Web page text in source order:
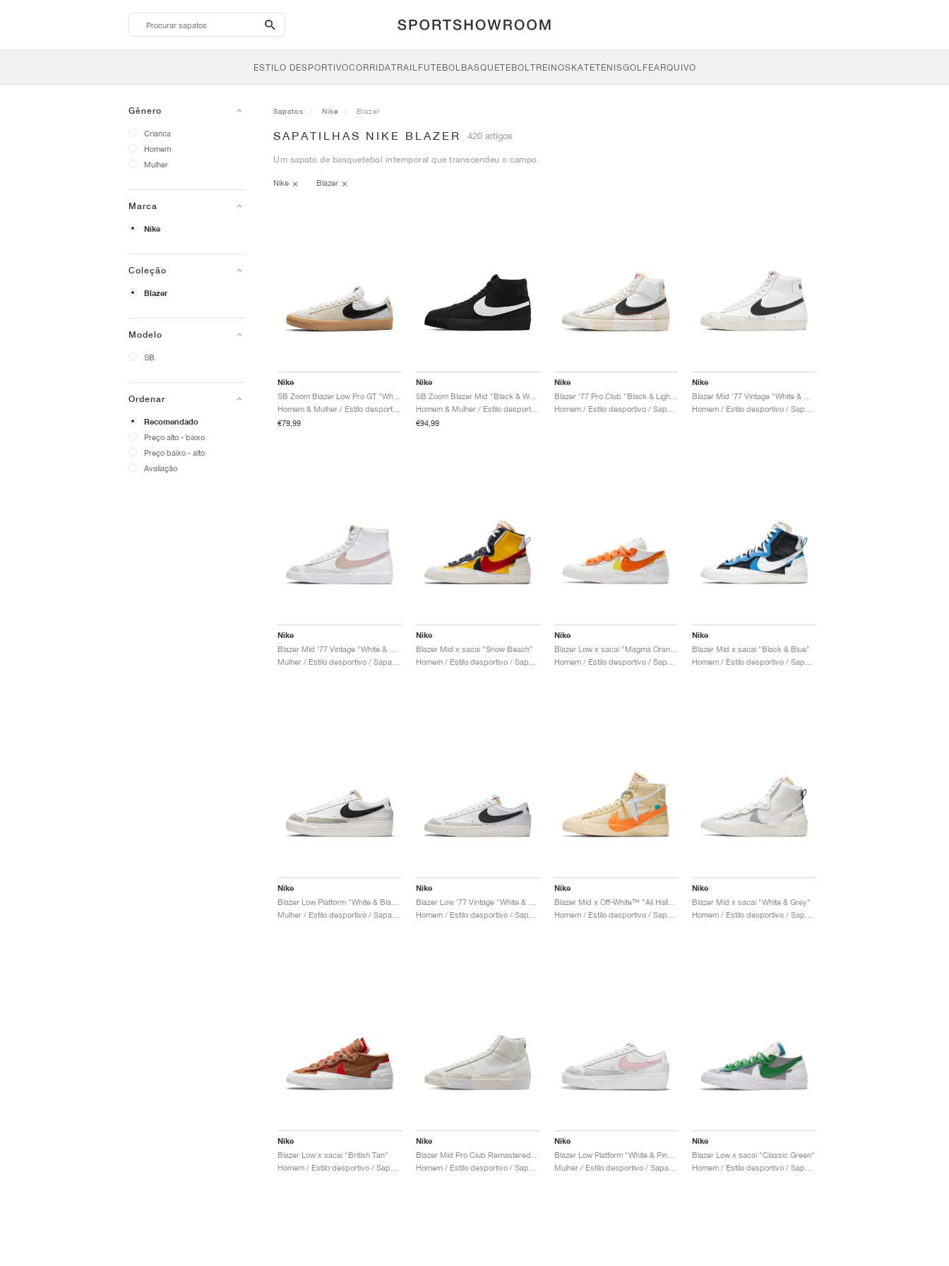
search-
btn
ESTILO DESPORTIVOCORRIDATRAILFUTEBOLBASQUETEBOLTREINOSKATETÉNISGOLFEARQUIVO
Gênero
Crianca
Homem
Mulher
Marca
Nike
Coleção
Blazer
Modelo
SB
Ordenar
Recomendado
Preço alto - baixo
Preço baixo - alto
Avaliação
Sapatos Nike Blazer
SAPATILHAS NIKE BLAZER 420 artigos
Um sapato de basquetebol intemporal que transcendeu o campo.
Nike Blazer
Nike
€79,99
Nike
SB Zoom Blazer Mid "Black & White"
Homem & Mulher / Estilo desportivo / Sapatos
€94,99
Nike
Blazer '77 Pro Club "Black & Light Bone"
Nike
Nike Nike
Blazer Mid x sacai "Snow Beach"
Nike
Blazer Low x sacai "Magma Orange"
Nike
Blazer Mid x sacai "Black & Blue"
Nike Nike Nike
Blazer Mid x Off-White™ "All Hallows Eve"
Nike
Blazer Mid x sacai "White & Grey"
Nike
Blazer Low x sacai "British Tan"
Nike Nike
Blazer Low Platform "White & Pink Glaze"
Nike
Blazer Low x sacai "Classic Green"